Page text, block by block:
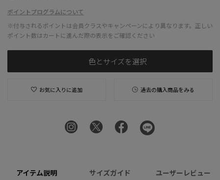
ポイントプログラムについて
※付与されるポイントは会員クラスやキャンペーンにより異なります。正しい
ポイント数はカートに進んだ際の表示をご確認ください
色とサイズを選択
お気に入りに追加 過去の購入商品をみる
アイテム説明 サイズガイド ユーザーレビュー